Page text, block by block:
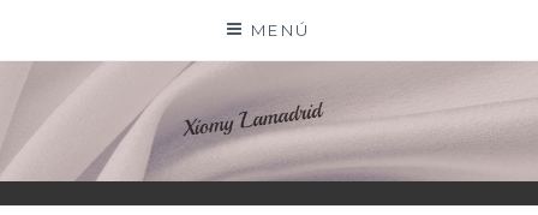
contenido
MENÚ
XIOMY LAMADRID